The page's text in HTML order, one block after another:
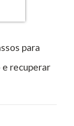
para
recuperar